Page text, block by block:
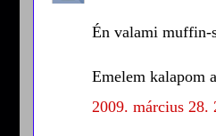
Én valami muffin-
Emelem kalapom
2009. március 28.